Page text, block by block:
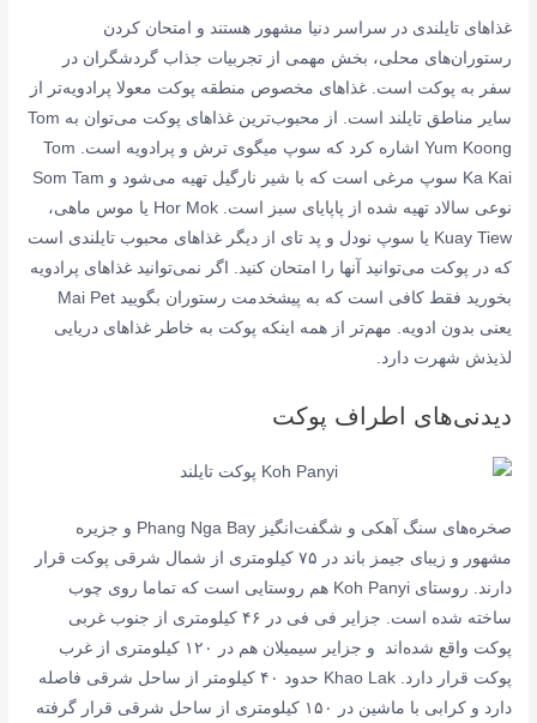
غذاهای تایلندی در سراسر دنیا مشهور هستند و امتحان کردن
رستوران‌های محلی، بخش مهمی از تجربیات جذاب گردشگران در
سفر به پوکت است. غذاهای مخصوص منطقه پوکت معولا پرادویه‌تر از
سایر مناطق تایلند است. از محبوب‌ترین غذاهای پوکت می‌توان به Tom
Yum Koong اشاره کرد که سوپ میگوی ترش و پرادویه است. Tom
Ka Kai سوپ مرغی است که با شیر نارگیل تهیه می‌شود و Som Tam
نوعی سالاد تهیه شده از پاپایای سبز است. Hor Mok یا موس ماهی،
Kuay Tiew یا سوپ نودل و پد تای از دیگر غذاهای محبوب تایلندی است
که در پوکت می‌توانید آنها را امتحان کنید. اگر نمی‌توانید غذاهای پرادویه
بخورید فقط کافی است که به پیشخدمت رستوران بگویید Mai Pet
یعنی بدون ادویه. مهم‌تر از همه اینکه پوکت به خاطر غذاهای دریایی
لذیذش شهرت دارد.
دیدنی‌های اطراف پوکت
صخره‌های سنگ آهکی و شگفت‌انگیز Phang Nga Bay و جزیره
مشهور و زیبای جیمز باند در ۷۵ کیلومتری از شمال شرقی پوکت قرار
دارند. روستای Koh Panyi هم روستایی است که تماما روی چوب
ساخته شده است. جزایر فی فی در ۴۶ کیلومتری از جنوب غربی
پوکت واقع شده‌اند و جزایر سیمیلان هم در ۱۲۰ کیلومتری از غرب
پوکت قرار دارد. Khao Lak حدود ۴۰ کیلومتر از ساحل شرقی فاصله
دارد و کرابی با ماشین در ۱۵۰ کیلومتری از ساحل شرقی قرار گرفته